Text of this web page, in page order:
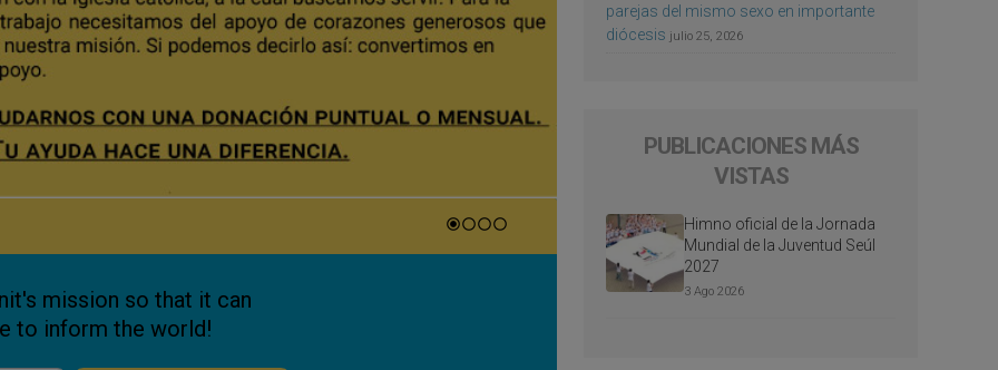
parejas del mismo sexo en importante
diócesis julio 25, 2026
PUBLICACIONES MÁS
VISTAS
Himno oficial de la Jornada
Mundial de la Juventud Seúl
2027
3 Ago 2026